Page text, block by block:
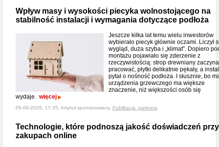
Wpływ masy i wysokości piecyka wolnostojącego na
stabilność instalacji i wymagania dotyczące podłoża
Jeszcze kilka lat temu wielu inwestorów
wybierało piecyk głównie oczami. Liczył
wygląd, duża szyba i „klimat”. Dopiero
montażu pojawiało się zderzenie z
rzeczywistością: strop drewniany
pracować, płytki delikatnie pękały, a
pytał o nośność podłoża. I słusznie, bo
urządzenia grzewczego ma większe
znaczenie, niż większości osób się
wydaje. więcej
05-06-2026, 17:35, Artykuł sponsorowany, Publikacja_partnera
Technologie, które podnoszą jakość doświadczeń przy
zakupach online